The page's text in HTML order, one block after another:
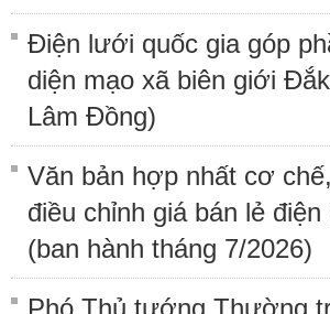
Điện lưới quốc gia góp
diện mạo xã biên giới
Lâm Đồng)
Văn bản hợp nhất cơ
điều chỉnh giá bán lẻ
(ban hành tháng 7/2026)
Phó Thủ tướng Thường